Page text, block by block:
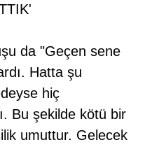
da "Geçen sene
Hatta şu
hiç
Bu şekilde kötü bir
umuttur. Gelecek